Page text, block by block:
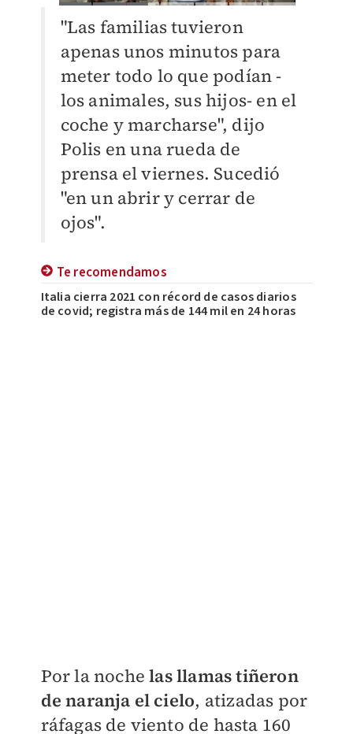
"Las familias tuvieron
apenas unos minutos para
meter todo lo que podían -
los animales, sus hijos- en el
coche y marcharse", dijo
Polis en una rueda de
prensa el viernes. Sucedió
"en un abrir y cerrar de
ojos".
Te recomendamos
Italia cierra 2021 con récord de casos diarios
de covid; registra más de 144 mil en 24 horas
Por la nochelas llamas tiñeron
de naranja el cielo, atizadas por
ráfagas de viento de hasta 160